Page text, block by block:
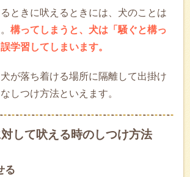
ときに吠えるときには、犬のことは
構ってしまうと、犬は「騒ぐと構っ
学習してしまいます。
が落ち着ける場所に隔離して出掛け
しつけ方法といえます。
して吠える時のしつけ方法
る